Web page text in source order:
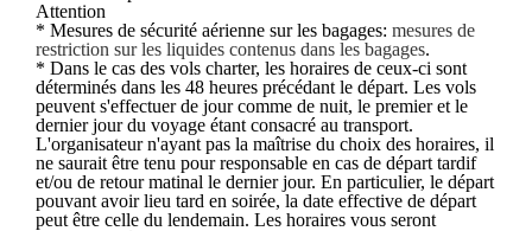
Attention
* Mesures de sécurité aérienne sur les bagages: mesures de
restriction sur les liquides contenus dans les bagages.
* Dans le cas des vols charter, les horaires de ceux-ci sont
déterminés dans les 48 heures précédant le départ. Les vols
peuvent s'effectuer de jour comme de nuit, le premier et le
dernier jour du voyage étant consacré au transport.
L'organisateur n'ayant pas la maîtrise du choix des horaires, il
ne saurait être tenu pour responsable en cas de départ tardif
et/ou de retour matinal le dernier jour. En particulier, le départ
pouvant avoir lieu tard en soirée, la date effective de départ
peut être celle du lendemain. Les horaires vous seront